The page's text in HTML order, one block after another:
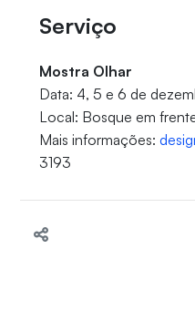
Serviço
Mostra Olhar
Data: 4, 5 e 6 de
Local: Bosque em
Mais informações:
3193